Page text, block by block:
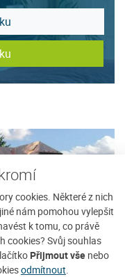
cookies. Některé z nich
nám pomohou vylepšit
k tomu, co právě
cookies? Svůj souhlas
Přijmout vše nebo
odmítnout.